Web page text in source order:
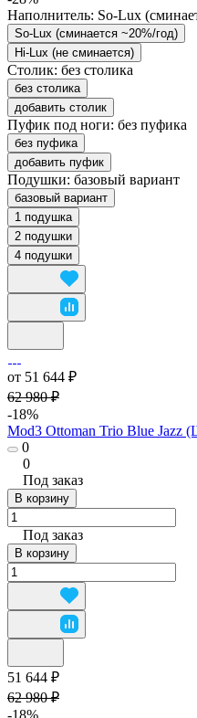
Наполнитель: So-Lux
So-Lux (cминается ~20%/год)
Hi-Lux (не сминается)
Столик: без столика
без столика
добавить столик
Пуфик под ноги: без пуфика
без пуфика
добавить пуфик
Подушки: базовый вариант
базовый вариант
1 подушка
2 подушки
4 подушки
от 51 644 ₽
62 980 ₽
-18%
Mod3 Ottoman Trio Blue
0
0
Под заказ
В корзину
Под заказ
В корзину
51 644 ₽
62 980 ₽
-18%